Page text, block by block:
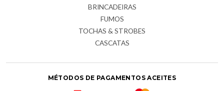
BRINCADEIRAS
FUMOS
TOCHAS & STROBES
CASCATAS
MÉTODOS DE PAGAMENTOS ACEITES